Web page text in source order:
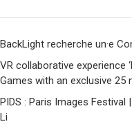
BackLight recherche un·e
VR collaborative experience
Games with an exclusive 25
PIDS : Paris Images Festival
Li